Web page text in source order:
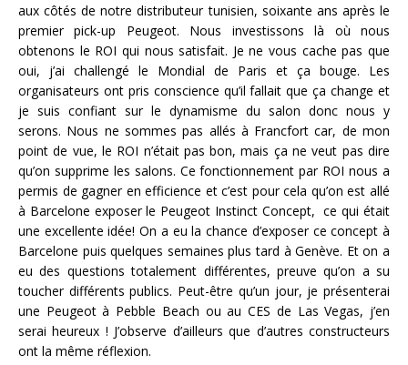
aux côtés de notre distributeur tunisien, soixante ans après le
premier pick-up Peugeot. Nous investissons là où nous
obtenons le ROI qui nous satisfait. Je ne vous cache pas que
oui, j’ai challengé le Mondial de Paris et ça bouge. Les
organisateurs ont pris conscience qu’il fallait que ça change et
je suis confiant sur le dynamisme du salon donc nous y
serons. Nous ne sommes pas allés à Francfort car, de mon
point de vue, le ROI n’était pas bon, mais ça ne veut pas dire
qu’on supprime les salons. Ce fonctionnement par ROI nous a
permis de gagner en efficience et c’est pour cela qu’on est allé
à Barcelone exposer le Peugeot Instinct Concept, ce qui était
une excellente idée! On a eu la chance d’exposer ce concept à
Barcelone puis quelques semaines plus tard à Genève. Et on a
eu des questions totalement différentes, preuve qu’on a su
toucher différents publics. Peut-être qu’un jour, je présenterai
une Peugeot à Pebble Beach ou au CES de Las Vegas, j’en
serai heureux ! J’observe d’ailleurs que d’autres constructeurs
ont la même réflexion.